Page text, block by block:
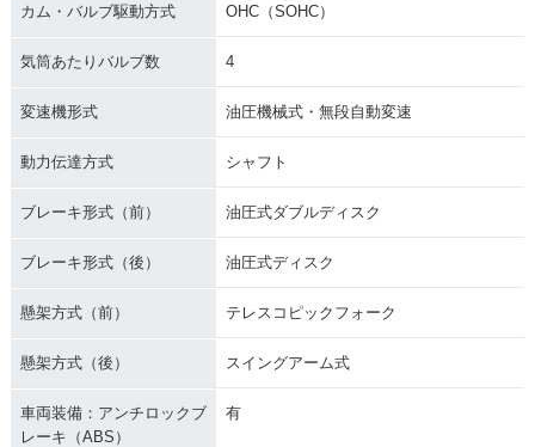
カム・バルブ駆動方式 OHC（SOHC）
気筒あたりバルブ数 4
変速機形式 油圧機械式・無段自動変速
動力伝達方式 シャフト
ブレーキ形式（前） 油圧式ダブルディスク
ブレーキ形式（後） 油圧式ディスク
懸架方式（前） テレスコピックフォーク
懸架方式（後） スイングアーム式
車両装備：アンチロックブ
レーキ（ABS）
有